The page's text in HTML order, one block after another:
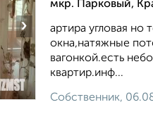
›
мкр. Парковый,
артира угловая но
окна,натяжные
вагонкой.есть
квартир.инф...
Собственник,